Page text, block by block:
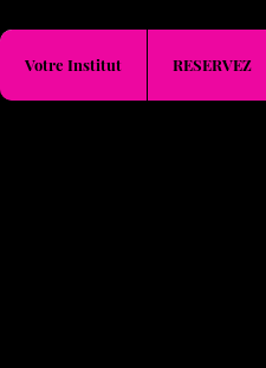
Votre Institut RESERVEZ